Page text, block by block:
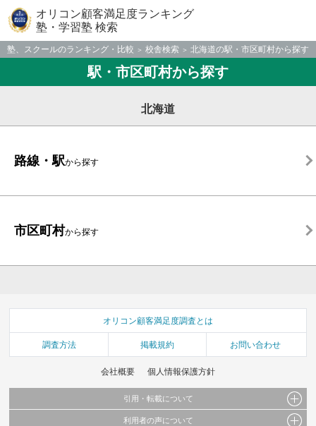
オリコン顧客満足度ランキング
塾・学習塾 検索
塾、スクールのランキング・比較 校舎検索 北海道の駅・市区町村から探す
駅・市区町村から探す
北海道
路線・駅から探す
市区町村から探す
オリコン顧客満足度調査とは
調査方法 掲載規約 お問い合わせ
会社概要 個人情報保護方針
引用・転載について
当サイトで公開されている情報（文字、写真、イラスト、画像データ等）及びこれらの配
利用者の声について